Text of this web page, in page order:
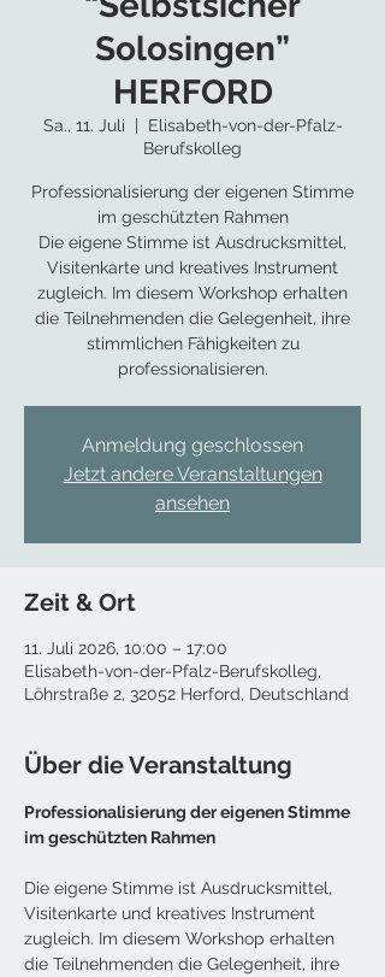
Solosingen”
HERFORD
Sa., 11. Juli
Elisabeth-von-der-Pfalz-
Berufskolleg
Professionalisierung der eigenen Stimme
im geschützten Rahmen
Die eigene Stimme ist Ausdrucksmittel,
Visitenkarte und kreatives Instrument
zugleich. Im diesem Workshop erhalten
die Teilnehmenden die Gelegenheit, ihre
stimmlichen Fähigkeiten zu
professionalisieren.
Anmeldung geschlossen
Jetzt andere Veranstaltungen
ansehen
Zeit & Ort
11. Juli 2026, 10:00 – 17:00
Elisabeth-von-der-Pfalz-Berufskolleg,
Löhrstraße 2, 32052 Herford, Deutschland
Über die Veranstaltung
Professionalisierung der eigenen Stimme
im geschützten Rahmen
Die eigene Stimme ist Ausdrucksmittel,
Visitenkarte und kreatives Instrument
zugleich. Im diesem Workshop erhalten
die Teilnehmenden die Gelegenheit, ihre